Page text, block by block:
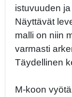
istuvuuden
Näyttävät
malli on niin
varmasti
Täydellinen
M-koon